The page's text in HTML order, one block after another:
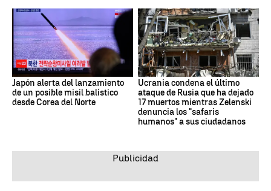
Japón alerta del lanzamiento
de un posible misil balístico
desde Corea del Norte
Ucrania condena el último
ataque de Rusia que ha dejado
17 muertos mientras Zelenski
denuncia los "safaris
humanos" a sus ciudadanos